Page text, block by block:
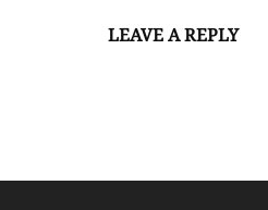
LEAVE A REPLY